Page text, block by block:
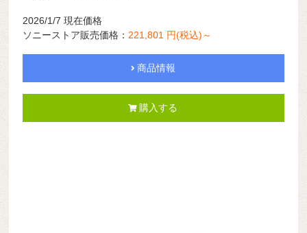
2026/1/7 現在価格
ソニーストア販売価格：221,801 円(税込)～
商品情報
購入する